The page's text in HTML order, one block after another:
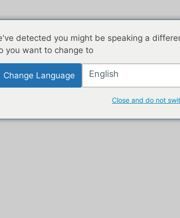
detected you might be speaking a
you want to change to:
Change Language
Close and do not